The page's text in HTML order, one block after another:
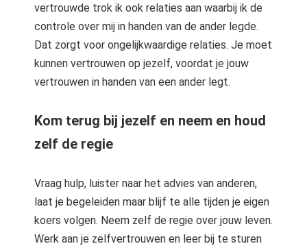
vertrouwde trok ik ook relaties aan waarbij ik de
controle over mij in handen van de ander legde.
Dat zorgt voor ongelijkwaardige relaties. Je moet
kunnen vertrouwen op jezelf, voordat je jouw
vertrouwen in handen van een ander legt.
Kom terug bij jezelf en neem en houd
zelf de regie
Vraag hulp, luister naar het advies van anderen,
laat je begeleiden maar blijf te alle tijden je eigen
koers volgen. Neem zelf de regie over jouw leven.
Werk aan je zelfvertrouwen en leer bij te sturen